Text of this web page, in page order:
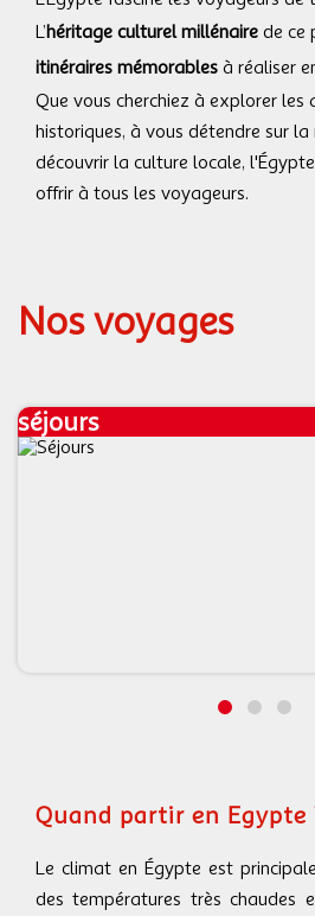
L’héritage culturel millénaire de ce
itinéraires mémorables à réaliser
Que vous cherchiez à explorer les
historiques, à vous détendre sur la
découvrir la culture locale,
offrir à tous les voyageurs.
Nos voyages
séjours
Quand partir en Egypte
Le climat en Égypte est
des températures très chaudes